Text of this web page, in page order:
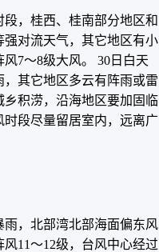
，桂西、桂南部分地区和
对流天气，其它地区有小
7～8级大风。 30日白天
其它地区多云有阵雨或雷
积涝，沿海地区要加固临
段尽量留居室内，远离广
，北部湾北部海面偏东风
11～12级，台风中心经过